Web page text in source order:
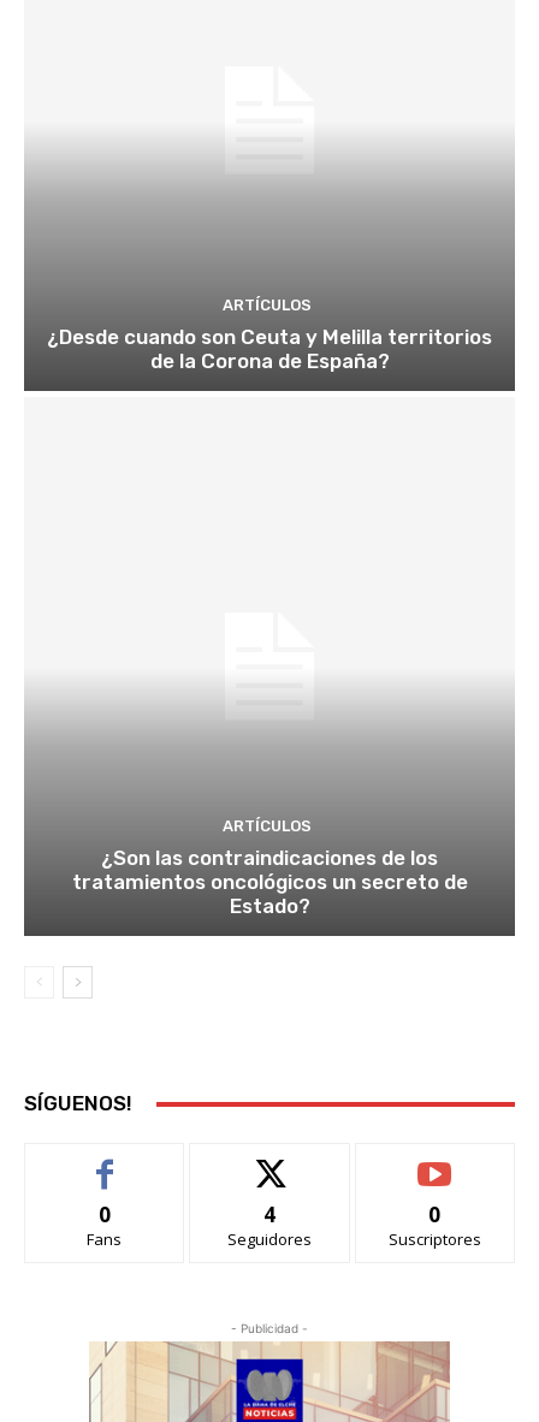
ARTÍCULOS
¿Desde cuando son Ceuta y Melilla territorios
de la Corona de España?
ARTÍCULOS
¿Son las contraindicaciones de los
tratamientos oncológicos un secreto de
Estado?
SÍGUENOS!
0
Fans
4
Seguidores
0
Suscriptores
- Publicidad -